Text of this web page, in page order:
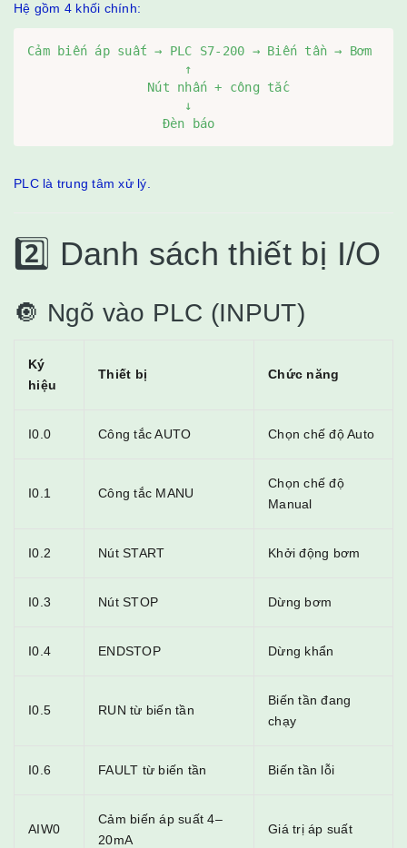
Hệ gồm 4 khối chính:
Cảm biến áp suất → PLC S7-200 → Biến tần → Bơm
                  Đèn báo
PLC là trung tâm xử lý.
2️⃣ Danh sách thiết bị I/O
🔘 Ngõ vào PLC (INPUT)
Ký
hiệu
Thiết bị Chức năng
I0.0 Công tắc AUTO Chọn chế độ Auto
I0.1 Công tắc MANU
Chọn chế độ
Manual
I0.2 Nút START Khởi động bơm
I0.3 Nút STOP Dừng bơm
I0.4 ENDSTOP Dừng khẩn
I0.5 RUN từ biến tần
Biến tần đang
chạy
I0.6 FAULT từ biến tần Biến tần lỗi
AIW0
Cảm biến áp suất 4–
20mA
Giá trị áp suất